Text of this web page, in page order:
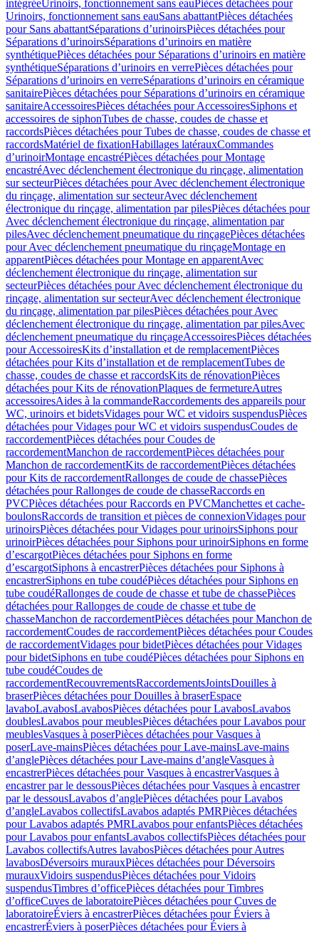
intégréeUrinoirs, fonctionnement sans eauPièces détachées pour
Urinoirs, fonctionnement sans eauSans abattantPièces détachées
pour Sans abattantSéparations d’urinoirsPièces détachées pour
Séparations d’urinoirsSéparations d’urinoirs en matière
synthétiquePièces détachées pour Séparations d’urinoirs en matière
synthétiqueSéparations d’urinoirs en verrePièces détachées pour
Séparations d’urinoirs en verreSéparations d’urinoirs en céramique
sanitairePièces détachées pour Séparations d’urinoirs en céramique
sanitaireAccessoiresPièces détachées pour AccessoiresSiphons et
accessoires de siphonTubes de chasse, coudes de chasse et
raccordsPièces détachées pour Tubes de chasse, coudes de chasse et
raccordsMatériel de fixationHabillages latérauxCommandes
dʼurinoirMontage encastréPièces détachées pour Montage
encastréAvec déclenchement électronique du rinçage, alimentation
sur secteurPièces détachées pour Avec déclenchement électronique
du rinçage, alimentation sur secteurAvec déclenchement
électronique du rinçage, alimentation par pilesPièces détachées pour
Avec déclenchement électronique du rinçage, alimentation par
pilesAvec déclenchement pneumatique du rinçagePièces détachées
pour Avec déclenchement pneumatique du rinçageMontage en
apparentPièces détachées pour Montage en apparentAvec
déclenchement électronique du rinçage, alimentation sur
secteurPièces détachées pour Avec déclenchement électronique du
rinçage, alimentation sur secteurAvec déclenchement électronique
du rinçage, alimentation par pilesPièces détachées pour Avec
déclenchement électronique du rinçage, alimentation par pilesAvec
déclenchement pneumatique du rinçageAccessoiresPièces détachées
pour AccessoiresKits d’installation et de remplacementPièces
détachées pour Kits d’installation et de remplacementTubes de
chasse, coudes de chasse et raccordsKits de rénovationPièces
détachées pour Kits de rénovationPlaques de fermetureAutres
accessoiresAides à la commandeRaccordements des appareils pour
WC, urinoirs et bidetsVidages pour WC et vidoirs suspendusPièces
détachées pour Vidages pour WC et vidoirs suspendusCoudes de
raccordementPièces détachées pour Coudes de
raccordementManchon de raccordementPièces détachées pour
Manchon de raccordementKits de raccordementPièces détachées
pour Kits de raccordementRallonges de coude de chassePièces
détachées pour Rallonges de coude de chasseRaccords en
PVCPièces détachées pour Raccords en PVCManchettes et cache-
boulonsRaccords de transition et pièces de connexionVidages pour
urinoirsPièces détachées pour Vidages pour urinoirsSiphons pour
urinoirPièces détachées pour Siphons pour urinoirSiphons en forme
d’escargotPièces détachées pour Siphons en forme
d’escargotSiphons à encastrerPièces détachées pour Siphons à
encastrerSiphons en tube coudéPièces détachées pour Siphons en
tube coudéRallonges de coude de chasse et tube de chassePièces
détachées pour Rallonges de coude de chasse et tube de
chasseManchon de raccordementPièces détachées pour Manchon de
raccordementCoudes de raccordementPièces détachées pour Coudes
de raccordementVidages pour bidetPièces détachées pour Vidages
pour bidetSiphons en tube coudéPièces détachées pour Siphons en
tube coudéCoudes de
raccordementRecouvrementsRaccordementsJointsDouilles à
braserPièces détachées pour Douilles à braserEspace
lavaboLavabosLavabosPièces détachées pour LavabosLavabos
doublesLavabos pour meublesPièces détachées pour Lavabos pour
meublesVasques à poserPièces détachées pour Vasques à
poserLave-mainsPièces détachées pour Lave-mainsLave-mains
d’anglePièces détachées pour Lave-mains d’angleVasques à
encastrerPièces détachées pour Vasques à encastrerVasques à
encastrer par le dessousPièces détachées pour Vasques à encastrer
par le dessousLavabos d’anglePièces détachées pour Lavabos
d’angleLavabos collectifsLavabos adaptés PMRPièces détachées
pour Lavabos adaptés PMRLavabos pour enfantsPièces détachées
pour Lavabos pour enfantsLavabos collectifsPièces détachées pour
Lavabos collectifsAutres lavabosPièces détachées pour Autres
lavabosDéversoirs murauxPièces détachées pour Déversoirs
murauxVidoirs suspendusPièces détachées pour Vidoirs
suspendusTimbres dʼofficePièces détachées pour Timbres
dʼofficeCuves de laboratoirePièces détachées pour Cuves de
laboratoireÉviers à encastrerPièces détachées pour Éviers à
encastrerÉviers à poserPièces détachées pour Éviers à